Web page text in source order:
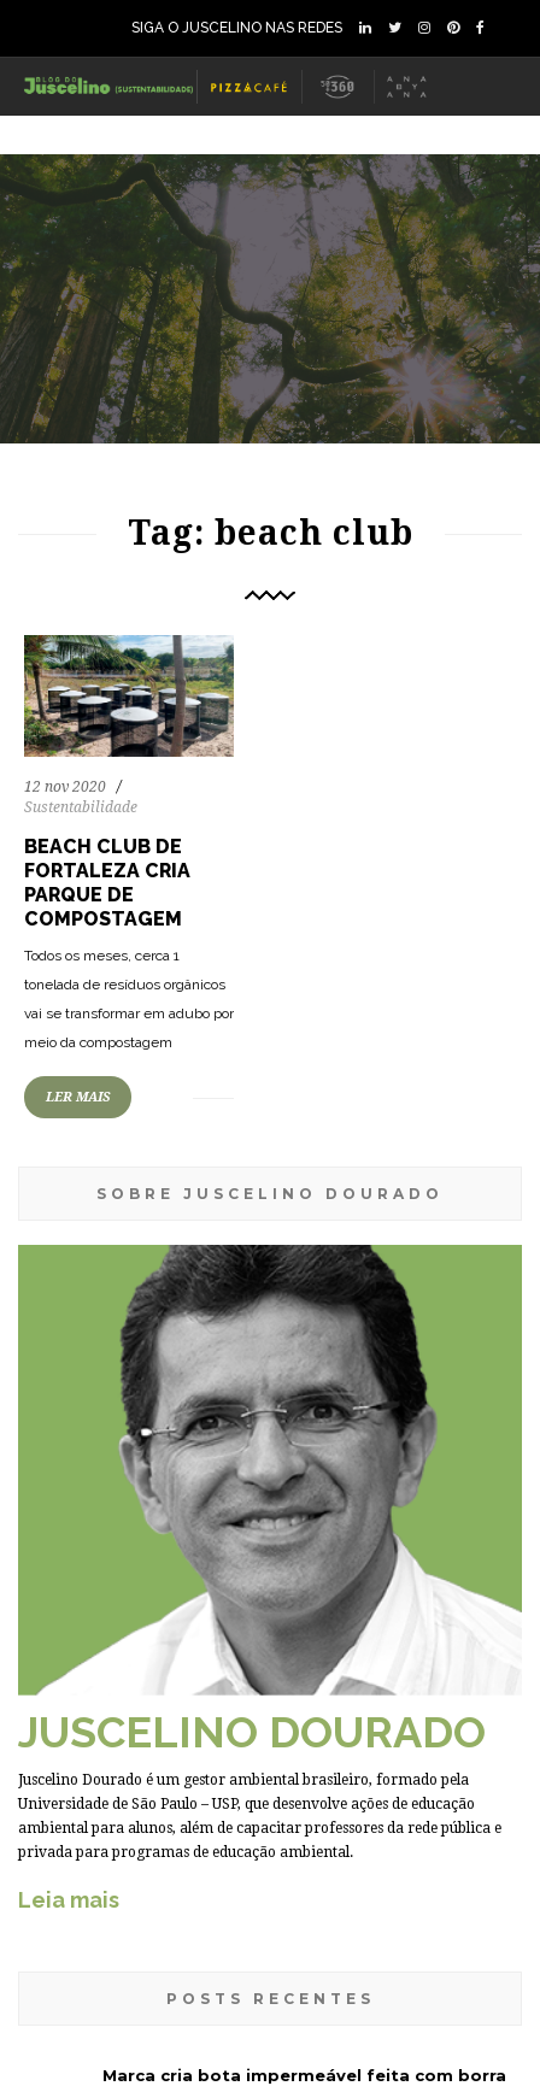
SIGA O JUSCELINO NAS REDES
Tag: beach club
12 nov 2020
Sustentabilidade
BEACH CLUB DE
FORTALEZA CRIA
PARQUE DE
COMPOSTAGEM
Todos os meses, cerca 1
tonelada de resíduos orgânicos
vai se transformar em adubo por
meio da compostagem
LER MAIS
SOBRE JUSCELINO DOURADO
JUSCELINO DOURADO
Juscelino Dourado é um gestor ambiental brasileiro, formado pela
Universidade de São Paulo – USP, que desenvolve ações de educação
ambiental para alunos, além de capacitar professores da rede pública e
privada para programas de educação ambiental.
Leia mais
POSTS RECENTES
Marca cria bota impermeável feita com borra